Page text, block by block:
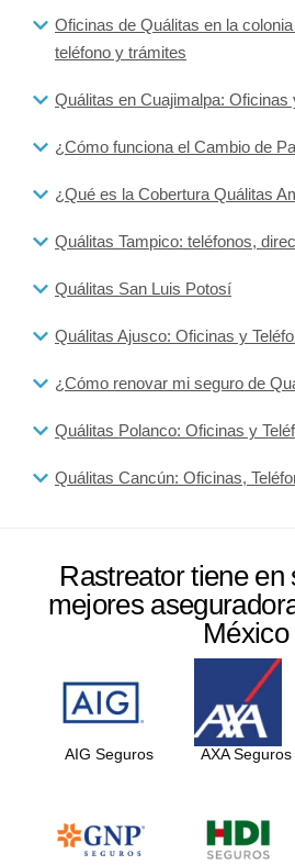
Oficinas de Quálitas en la
teléfono y trámites
Quálitas en Cuajimalpa: Oficinas
¿Cómo funciona el Cambio de
¿Qué es la Cobertura Quálitas
Quálitas Tampico: teléfonos,
Quálitas San Luis Potosí
Quálitas Ajusco: Oficinas y
¿Cómo renovar mi seguro de
Quálitas Polanco: Oficinas y
Quálitas Cancún: Oficinas,
Rastreator tiene en
mejores
México
AIG Seguros AXA Seguros